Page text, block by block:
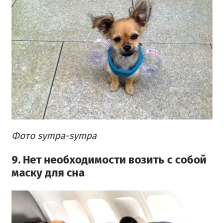
Фото sympa-sympa
9. Нет необходимости возить с собой
маску для сна